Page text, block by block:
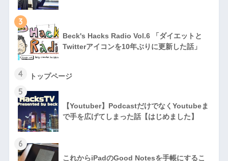
3
Beck's Hacks Radio Vol.6 「ダイエットと
Twitterアイコンを10年ぶりに更新した話」
4 トップページ
5
【Youtuber】PodcastだけでなくYoutubeま
で手を広げてしまった話【はじめました】
6
これからiPadのGood Notesを手帳にするこ